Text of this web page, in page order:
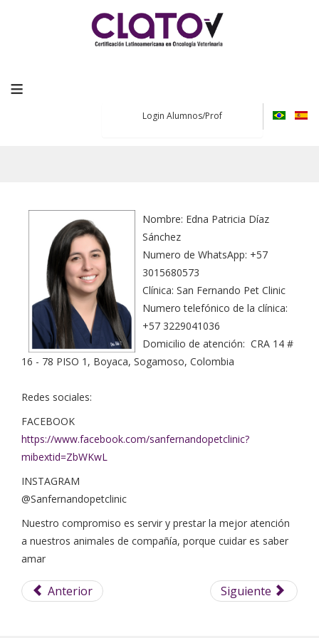
≡
Login Alumnos/Prof
Nombre: Edna Patricia Díaz
Sánchez
Numero de WhatsApp: +57
3015680573
Clínica: San Fernando Pet Clinic
Numero telefónico de la clínica:
+57 3229041036
Domicilio de atención: CRA 14 #
16 - 78 PISO 1, Boyaca, Sogamoso, Colombia
Redes sociales:
FACEBOOK
https://www.facebook.com/sanfernandopetclinic?
mibextid=ZbWKwL
INSTAGRAM
@Sanfernandopetclinic
Nuestro compromiso es servir y prestar la mejor atención
a nuestros animales de compañía, porque cuidar es saber
amar
Anterior Siguiente